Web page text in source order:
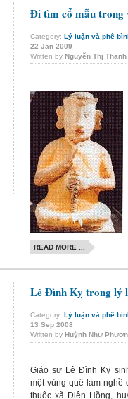
Đi tìm cổ mẫu trong
Category: Lý luận và phê
22 Jan 2009
Written by Nguyễn Thị Thanh
READ MORE ...
Lê Đình Kỵ trong lý
Category: Lý luận và phê
13 Sep 2008
Written by Huỳnh Như
Giáo sư Lê Đình Kỵ
một vùng quê làm nghề
thuộc xã Điện Hồng,